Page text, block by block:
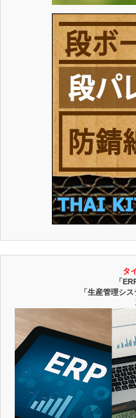
タ
「
「生産管理シ